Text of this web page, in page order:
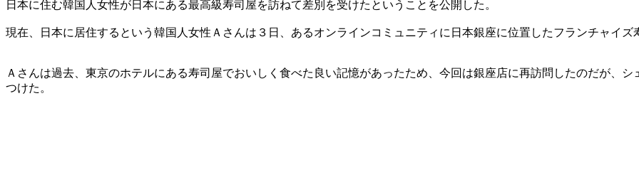
日本に住む韓国人女性が日本にある最高級寿司屋を訪ねて差別を受けたということを公開した。
現在、日本に居住するという韓国人女性Ａさんは３日、あるオンラインコミュニティに日本銀座に位置したフランチャイ
Ａさんは過去、東京のホテルにある寿司屋でおいしく食べた良い記憶があったため、今回は銀座店に再訪問したのだが、
つけた。